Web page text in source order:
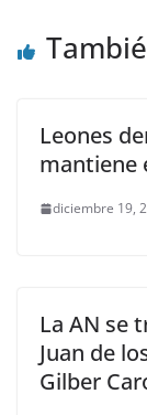
Leones
mantiene
diciembre 19,
La AN se
Juan de
Gilber